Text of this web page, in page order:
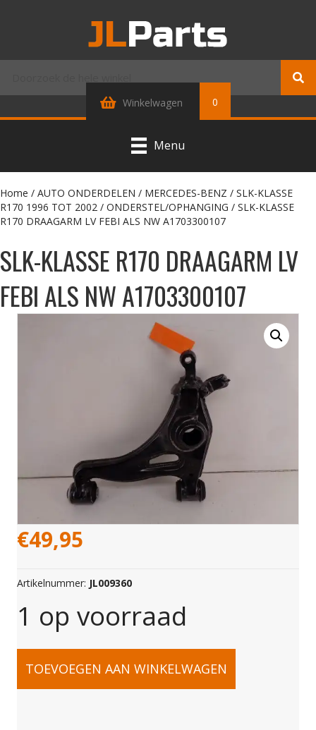
Winkelwagen 0
Menu
Home / AUTO ONDERDELEN / MERCEDES-BENZ / SLK-KLASSE
R170 1996 TOT 2002 / ONDERSTEL/OPHANGING / SLK-KLASSE
R170 DRAAGARM LV FEBI ALS NW A1703300107
SLK-KLASSE R170 DRAAGARM LV
FEBI ALS NW A1703300107
€49,95
Artikelnummer: JL009360
1 op voorraad
SLK-
TOEVOEGEN AAN WINKELWAGEN